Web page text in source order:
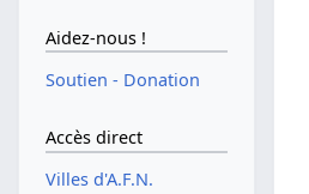
Aidez-nous !
Soutien - Donation
Accès direct
Villes d'A.F.N.